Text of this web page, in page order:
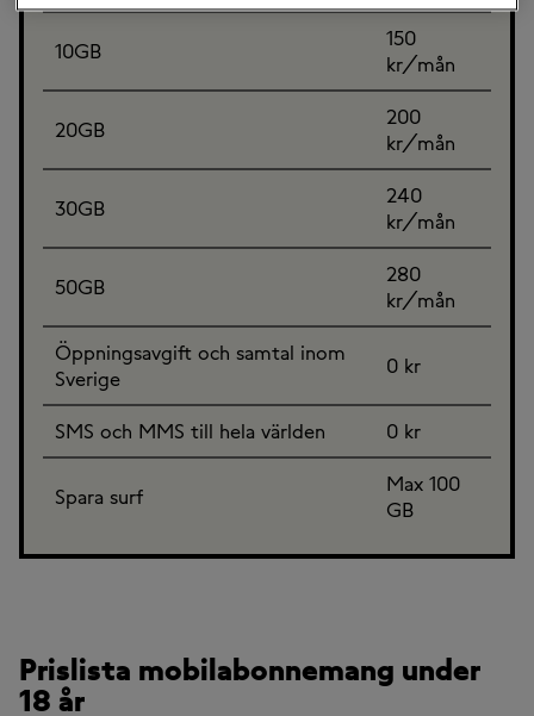
10GB
150
kr/mån
20GB
200
kr/mån
30GB
240
kr/mån
50GB
280
kr/mån
Öppningsavgift och samtal inom
Sverige
0 kr
SMS och MMS till hela världen 0 kr
Spara surf
Max 100
GB
Prislista mobilabonnemang under
18 år